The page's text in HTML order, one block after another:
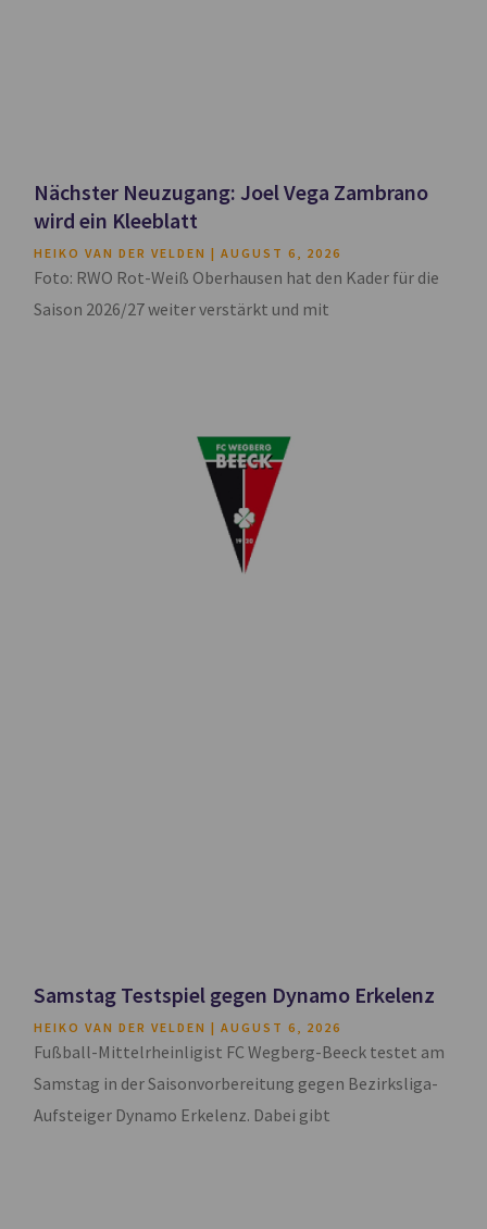
Nächster Neuzugang: Joel Vega Zambrano
wird ein Kleeblatt
HEIKO VAN DER VELDEN AUGUST 6, 2026
Foto: RWO Rot-Weiß Oberhausen hat den Kader für die
Saison 2026/27 weiter verstärkt und mit
Samstag Testspiel gegen Dynamo Erkelenz
HEIKO VAN DER VELDEN AUGUST 6, 2026
Fußball-Mittelrheinligist FC Wegberg-Beeck testet am
Samstag in der Saisonvorbereitung gegen Bezirksliga-
Aufsteiger Dynamo Erkelenz. Dabei gibt